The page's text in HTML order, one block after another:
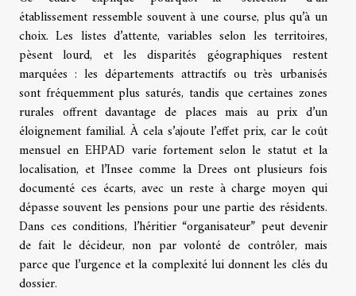
établissement ressemble souvent à une course, plus qu’à un
choix. Les listes d’attente, variables selon les territoires,
pèsent lourd, et les disparités géographiques restent
marquées : les départements attractifs ou très urbanisés
sont fréquemment plus saturés, tandis que certaines zones
rurales offrent davantage de places mais au prix d’un
éloignement familial. À cela s’ajoute l’effet prix, car le coût
mensuel en EHPAD varie fortement selon le statut et la
localisation, et l’Insee comme la Drees ont plusieurs fois
documenté ces écarts, avec un reste à charge moyen qui
dépasse souvent les pensions pour une partie des résidents.
Dans ces conditions, l’héritier “organisateur” peut devenir
de fait le décideur, non par volonté de contrôler, mais
parce que l’urgence et la complexité lui donnent les clés du
dossier.